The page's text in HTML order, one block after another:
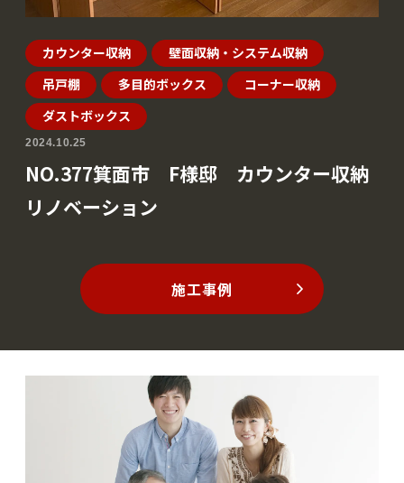
カウンター収納
壁面収納・システム収納
吊戸棚
多目的ボックス
コーナー収納
ダストボックス
2024.10.25
NO.377箕面市 F様邸 カウンター収納
リノベーション
施工事例